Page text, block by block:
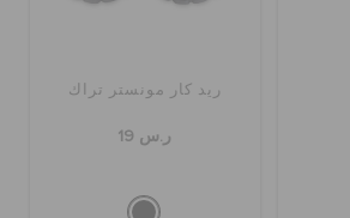
ريد كار مونستر تراك
ر.س 19